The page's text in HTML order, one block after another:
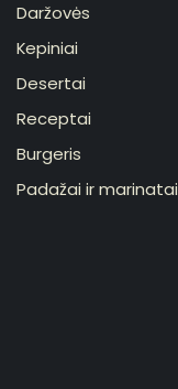
Daržovės
Kepiniai
Desertai
Receptai
Burgeris
Padažai ir marinatai